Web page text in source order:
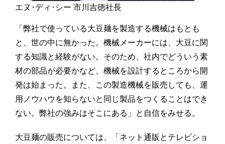
エヌ･ディ･シー 市川吉徳社長
「弊社で使っている大豆麺を製造する機械はもとも
と、世の中に無かった。機械メーカーには、大豆に関
する知識と経験がない。そのため、社内でどういう素
材の部品が必要かなど、機械を設計するところから開
発は始まった。また、この製造機械を販売しても、運
用ノウハウを知らないと同じ製品をつくることはでき
ない。弊社の強みはそこにある」と自信をみせる。
大豆麺の販売については、「ネット通販とテレビショ